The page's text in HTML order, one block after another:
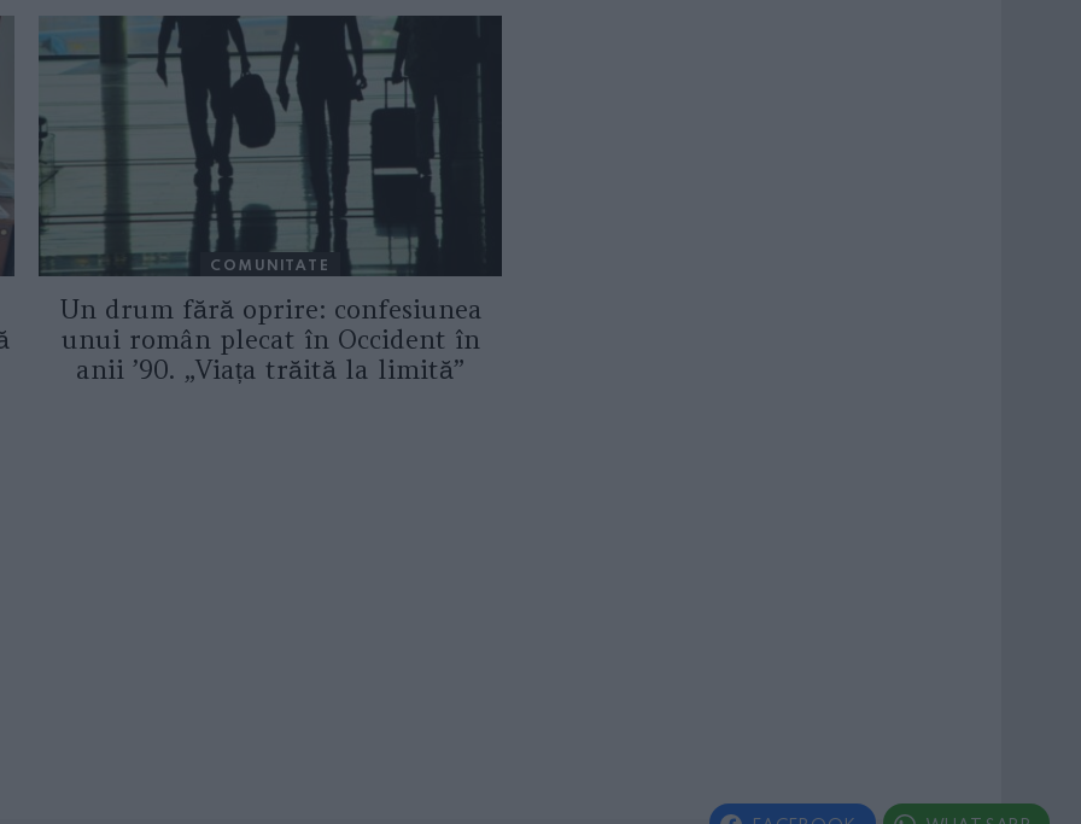
COMUNITATE
Un drum fără oprire: confesiunea
unui român plecat în Occident în
anii ’90. „Viața trăită la limită”